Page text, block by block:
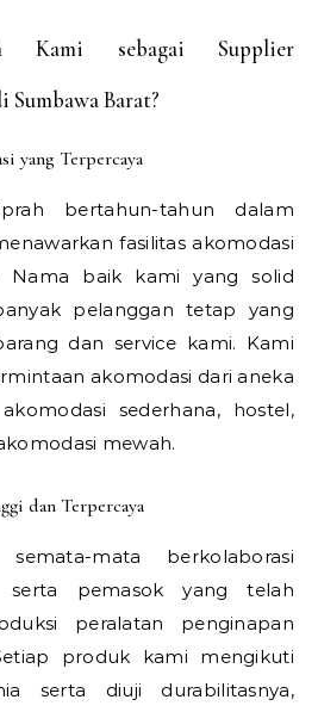
Kami sebagai Supplier
Barat?
yang Terpercaya
bertahun-tahun dalam
fasilitas akomodasi
Nama baik kami yang solid
pelanggan tetap yang
dan service kami. Kami
akomodasi dari aneka
sederhana, hostel,
mewah.
dan Terpercaya
mata berkolaborasi
serta pemasok yang telah
peralatan penginapan
produk kami mengikuti
serta diuji durabilitasnya,